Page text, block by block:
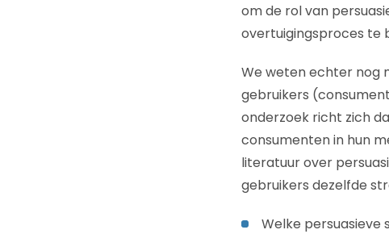
om de rol van
overtuigingsproces te
We weten echter nog
gebruikers
onderzoek richt zich
consumenten in hun
literatuur over
gebruikers dezelfde
Welke